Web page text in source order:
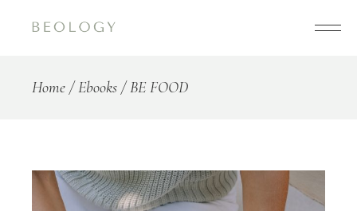
Home Ebooks BE FOOD